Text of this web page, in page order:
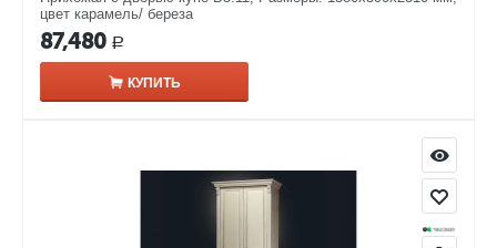
цвет карамель/ береза
87,480 Р
КУПИТЬ